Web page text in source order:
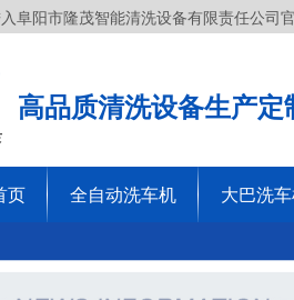
阜阳市隆茂智能清洗设备有限责任公司
高品质清洗设备生产定
页 全自动洗车机 大巴洗